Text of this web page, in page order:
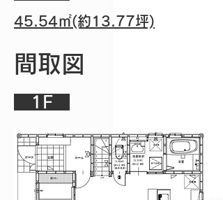
45.54㎡(約13.77坪)
間取図
​ 1F